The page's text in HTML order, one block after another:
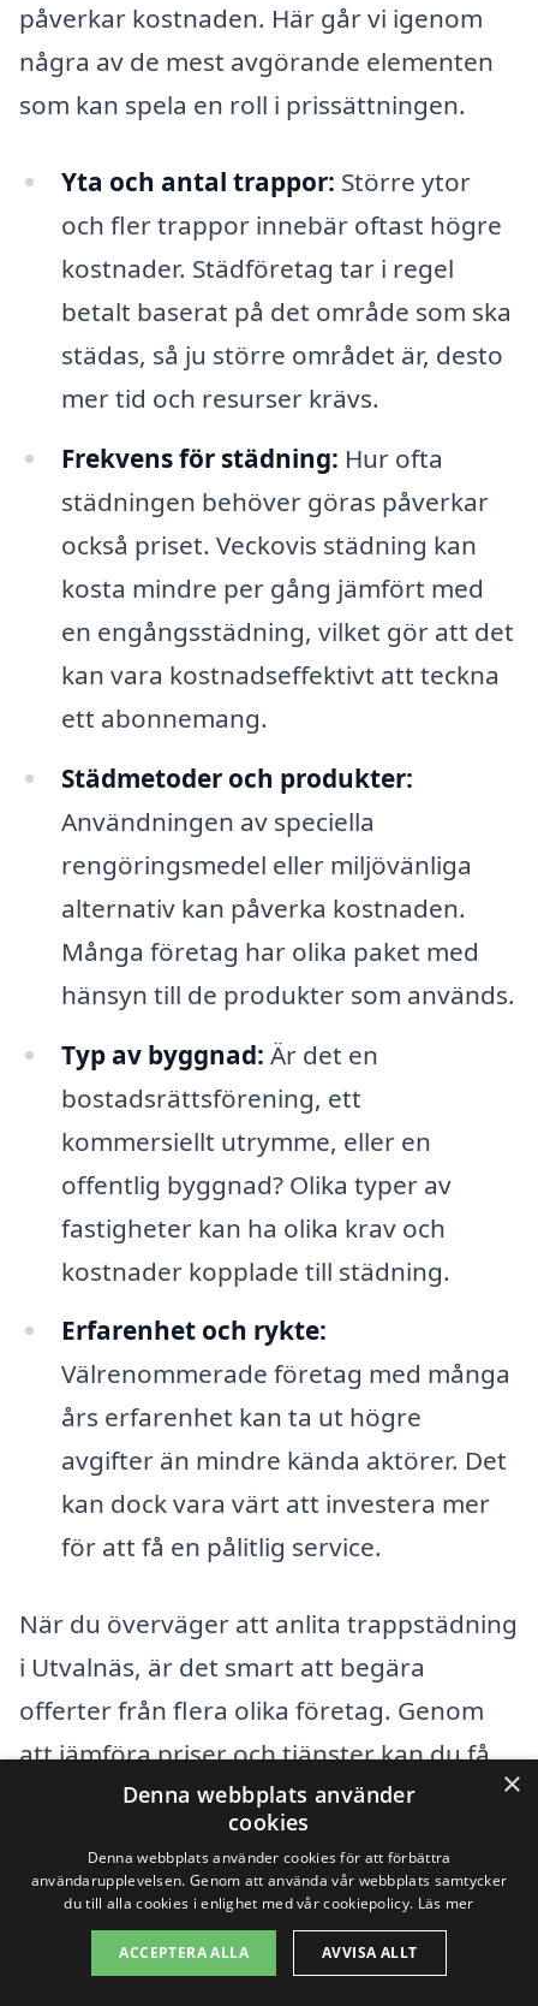
påverkar kostnaden. Här går vi igenom
några av de mest avgörande elementen
som kan spela en roll i prissättningen.
Yta och antal trappor: Större ytor
och fler trappor innebär oftast högre
kostnader. Städföretag tar i regel
betalt baserat på det område som ska
städas, så ju större området är, desto
mer tid och resurser krävs.
Frekvens för städning: Hur ofta
städningen behöver göras påverkar
också priset. Veckovis städning kan
kosta mindre per gång jämfört med
en engångsstädning, vilket gör att det
kan vara kostnadseffektivt att teckna
ett abonnemang.
Städmetoder och produkter:
Användningen av speciella
rengöringsmedel eller miljövänliga
alternativ kan påverka kostnaden.
Många företag har olika paket med
hänsyn till de produkter som används.
Typ av byggnad: Är det en
bostadsrättsförening, ett
kommersiellt utrymme, eller en
offentlig byggnad? Olika typer av
fastigheter kan ha olika krav och
kostnader kopplade till städning.
Erfarenhet och rykte:
Välrenommerade företag med många
års erfarenhet kan ta ut högre
avgifter än mindre kända aktörer. Det
kan dock vara värt att investera mer
för att få en pålitlig service.
När du överväger att anlita trappstädning
i Utvalnäs, är det smart att begära
offerter från flera olika företag. Genom
att jämföra priser och tjänster kan du få
en bättre uppfattning om vad som är
rimligt och hitta det företag som passar
dina behov bäst. På vår plattform xn--
trappstdning-pris-wqb.se gör vi det enkelt
för dig att hitta rätt städfirma i ditt
×
Denna webbplats använder
cookies
Denna webbplats använder cookies för att förbättra
användarupplevelsen. Genom att använda vår webbplats samtycker
du till alla cookies i enlighet med vår cookiepolicy. Läs mer
ACCEPTERA ALLA AVVISA ALLT